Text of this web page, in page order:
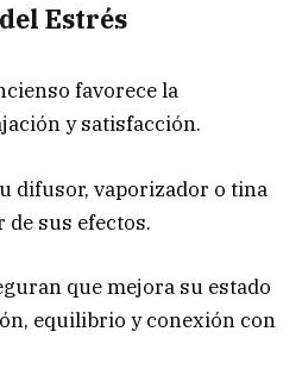
Estrés
favorece la
y satisfacción.
difusor, vaporizador o tina
sus efectos.
que mejora su estado
equilibrio y conexión con